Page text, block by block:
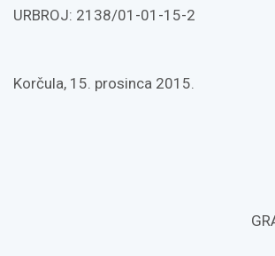
URBROJ: 2138/01-01-15-2
Korčula, 15. prosinca 2015.